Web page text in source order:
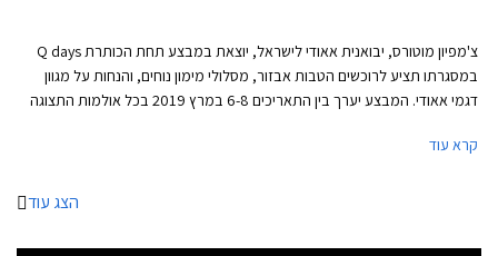
צ'מפיון מוטורס, יבואנית אאודי לישראל, יוצאת במבצע תחת הכותרת Q days
במסגרתו תציע לרוכשים הטבות אבזור, מסלולי מימון נוחים, והנחות על מגוון
דגמי אאודי. המבצע יערך בין התאריכים 6-8 במרץ 2019 בכל אולמות התצוגה
קרא עוד
הצג עוד